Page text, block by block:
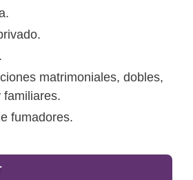
matrimoniales, dobles,
familiares.
fumadores.